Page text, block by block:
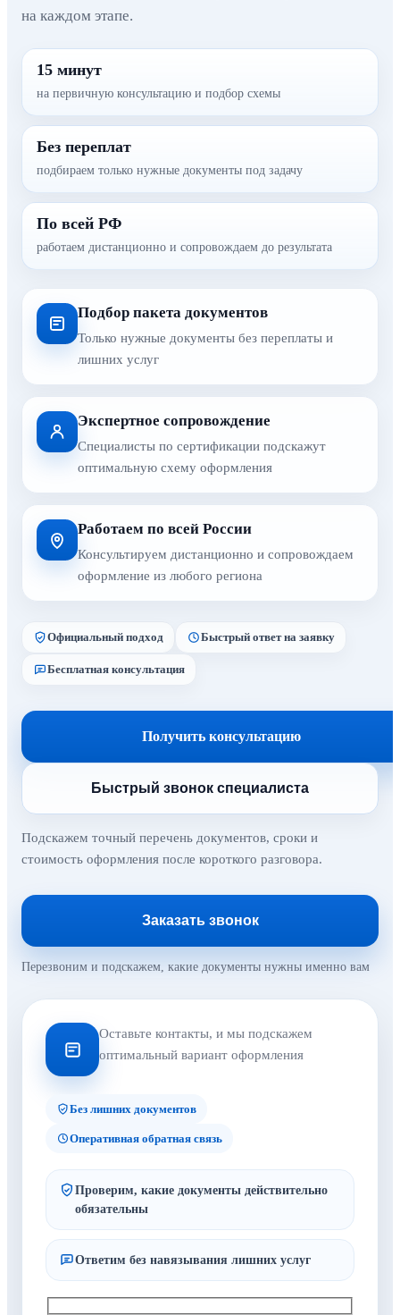
на каждом этапе.
15 минут
на первичную консультацию и подбор схемы
Без переплат
подбираем только нужные документы под задачу
По всей РФ
работаем дистанционно и сопровождаем до результата
Подбор пакета документов
Только нужные документы без переплаты и
лишних услуг
Экспертное сопровождение
Специалисты по сертификации подскажут
оптимальную схему оформления
Работаем по всей России
Консультируем дистанционно и сопровождаем
оформление из любого региона
Официальный подход Быстрый ответ на заявку
Бесплатная консультация
Получить консультацию
Быстрый звонок специалиста
Подскажем точный перечень документов, сроки и
стоимость оформления после короткого разговора.
Заказать звонок
Перезвоним и подскажем, какие документы нужны именно вам
Оставьте контакты, и мы подскажем
оптимальный вариант оформления
Без лишних документов
Оперативная обратная связь
Проверим, какие документы действительно
обязательны
Ответим без навязывания лишних услуг